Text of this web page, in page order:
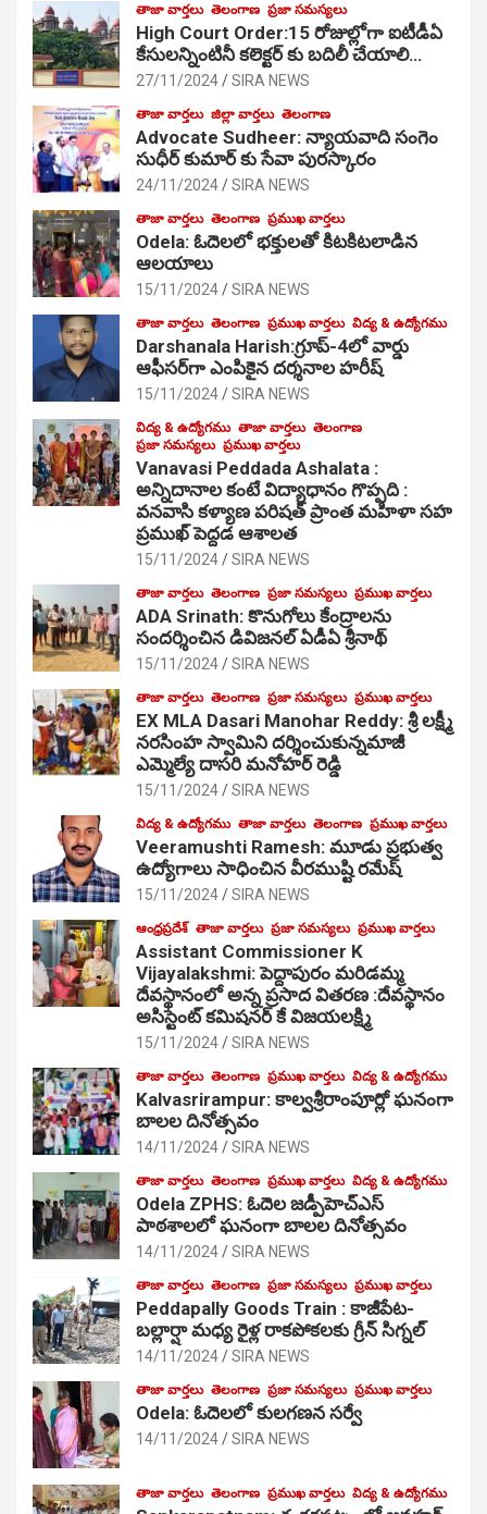
తాజా వార్తలు తెలంగాణ ప్రజా సమస్యలు
High Court Order:15 రోజుల్లోగా ఐటీడీఏ
కేసులన్నింటినీ కలెక్టర్ కు బదిలీ చేయాలి…
27/11/2024 SIRA NEWS
తాజా వార్తలు జిల్లా వార్తలు తెలంగాణ
Advocate Sudheer: న్యాయవాది సంగెం
సుధీర్ కుమార్ కు సేవా పురస్కారం
24/11/2024 SIRA NEWS
తాజా వార్తలు తెలంగాణ ప్రముఖ వార్తలు
Odela: ఓదెల‌లో భక్తులతో కిటకిటలాడిన
ఆల‌యాలు
15/11/2024 SIRA NEWS
తాజా వార్తలు తెలంగాణ ప్రముఖ వార్తలు విద్య & ఉద్యోగము
Darshanala Harish:గ్రూప్-4లో వార్డు
ఆఫీసర్‌గా ఎంపికైన దర్శనాల హరీష్
15/11/2024 SIRA NEWS
విద్య & ఉద్యోగము తాజా వార్తలు తెలంగాణ
ప్రజా సమస్యలు ప్రముఖ వార్తలు
Vanavasi Peddada Ashalata :
అన్నిదానాల కంటే విద్యాధానం గొప్పది :
వనవాసి కళ్యాణ పరిషత్ ప్రాంత మహిళా సహ
ప్రముఖ్ పెద్దడ ఆశాలత
15/11/2024 SIRA NEWS
తాజా వార్తలు తెలంగాణ ప్రజా సమస్యలు ప్రముఖ వార్తలు
ADA Srinath: కొనుగోలు కేంద్రాల‌ను
సంద‌ర్శించిన డివిజనల్ ఏడీఏ శ్రీనాథ్
15/11/2024 SIRA NEWS
తాజా వార్తలు తెలంగాణ ప్రజా సమస్యలు ప్రముఖ వార్తలు
EX MLA Dasari Manohar Reddy: శ్రీ లక్ష్మీ
నరసింహ స్వామిని దర్శించుకున్నమాజీ
ఎమ్మెల్యే దాసరి మనోహర్ రెడ్డి
15/11/2024 SIRA NEWS
విద్య & ఉద్యోగము తాజా వార్తలు తెలంగాణ ప్రముఖ వార్తలు
Veeramushti Ramesh: మూడు ప్రభుత్వ
ఉద్యోగాలు సాధించిన వీరముష్టి రమేష్
15/11/2024 SIRA NEWS
ఆంధ్రప్రదేశ్ తాజా వార్తలు ప్రజా సమస్యలు ప్రముఖ వార్తలు
Assistant Commissioner K
Vijayalakshmi: పెద్దాపురం మరిడమ్మ
దేవస్థానంలో అన్న ప్రసాద వితరణ :దేవస్థానం
అసిస్టెంట్ కమిషనర్ కే విజయలక్ష్మి
15/11/2024 SIRA NEWS
తాజా వార్తలు తెలంగాణ ప్రముఖ వార్తలు విద్య & ఉద్యోగము
Kalvasrirampur: కాల్వశ్రీరాంపూర్లో ఘనంగా
బాలల దినోత్సవం
14/11/2024 SIRA NEWS
తాజా వార్తలు తెలంగాణ ప్రముఖ వార్తలు విద్య & ఉద్యోగము
Odela ZPHS: ఓదెల జ‌డ్పీహెచ్ఎస్
పాఠ‌శాల‌లో ఘనంగా బాలల దినోత్సవం
14/11/2024 SIRA NEWS
తాజా వార్తలు తెలంగాణ ప్రజా సమస్యలు ప్రముఖ వార్తలు
Peddapally Goods Train : కాజీపేట-
బల్లార్షా మధ్య రైళ్ల రాకపోకలకు గ్రీన్ సిగ్నల్
14/11/2024 SIRA NEWS
తాజా వార్తలు తెలంగాణ ప్రజా సమస్యలు ప్రముఖ వార్తలు
Odela: ఓదెలలో కులగణన సర్వే
14/11/2024 SIRA NEWS
తాజా వార్తలు తెలంగాణ ప్రముఖ వార్తలు విద్య & ఉద్యోగము